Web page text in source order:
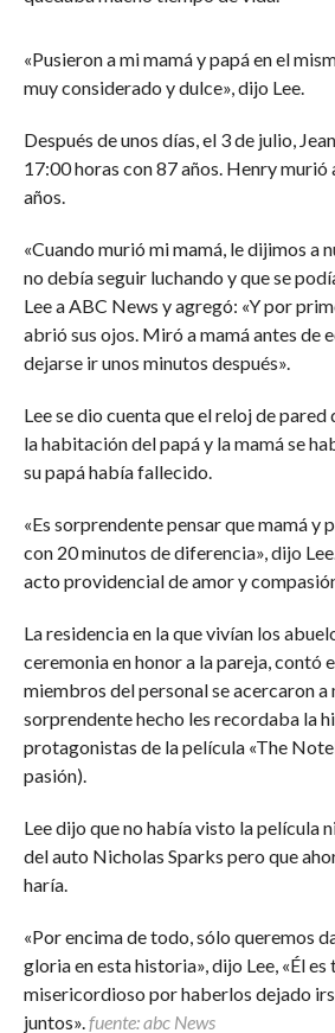
«Pusieron a mi mamá y papá en el
muy considerado y dulce», dijo Lee.
Después de unos días, el 3 de julio,
17:00 horas con 87 años. Henry murió
años.
«Cuando murió mi mamá, le dijimos a
no debía seguir luchando y que se
Lee a ABC News y agregó: «Y por
abrió sus ojos. Miró a mamá antes de
dejarse ir unos minutos después».
Lee se dio cuenta que el reloj de pared
la habitación del papá y la mamá se
su papá había fallecido.
«Es sorprendente pensar que mamá y
con 20 minutos de diferencia», dijo
acto providencial de amor y
La residencia en la que vivían los
ceremonia en honor a la pareja, contó
miembros del personal se acercaron a
sorprendente hecho les recordaba la
protagonistas de la película «The
pasión).
Lee dijo que no había visto la película
del auto Nicholas Sparks pero que
haría.
«Por encima de todo, sólo queremos
gloria en esta historia», dijo Lee, «Él es
misericordioso por haberlos dejado
juntos».fuente: abc News